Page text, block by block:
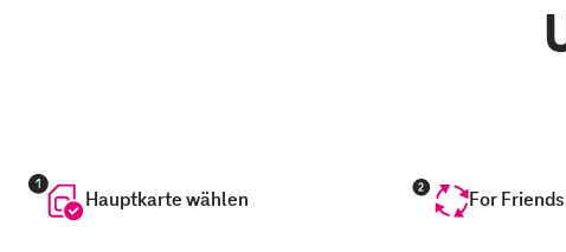
Hauptkarte wählen For